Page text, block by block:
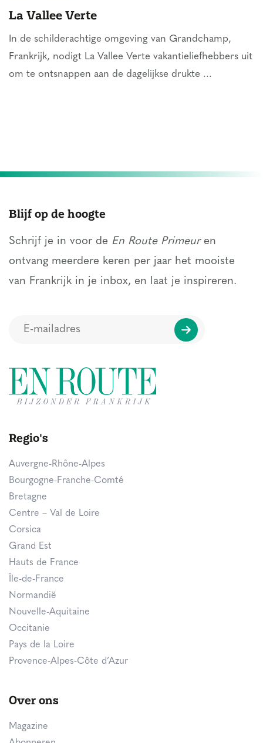
La Vallee Verte
In de schilderachtige omgeving van Grandchamp,
Frankrijk, nodigt La Vallee Verte vakantieliefhebbers uit
om te ontsnappen aan de dagelijkse drukte ...
Blijf op de hoogte
Schrijf je in voor de En Route Primeuren
ontvang meerdere keren per jaar het mooiste
van Frankrijk in je inbox, en laat je inspireren.
Regio's
Auvergne-Rhône-Alpes
Bourgogne-Franche-Comté
Bretagne
Centre – Val de Loire
Corsica
Grand Est
Hauts de France
Île-de-France
Normandië
Nouvelle-Aquitaine
Occitanie
Pays de la Loire
Provence-Alpes-Côte d’Azur
Over ons
Magazine